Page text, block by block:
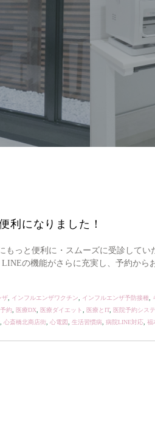
利になりました！
もっと便利に・スムーズに受診してい
LINEの機能がさらに充実し、予約から
ザ インフルエンザワクチン インフルエンザ予防接種
約 医療DX 医療ダイエット 医療とIT, 医院予約シス
心斎橋北商店街 心電図 生活習慣病 病院LINE対応 福